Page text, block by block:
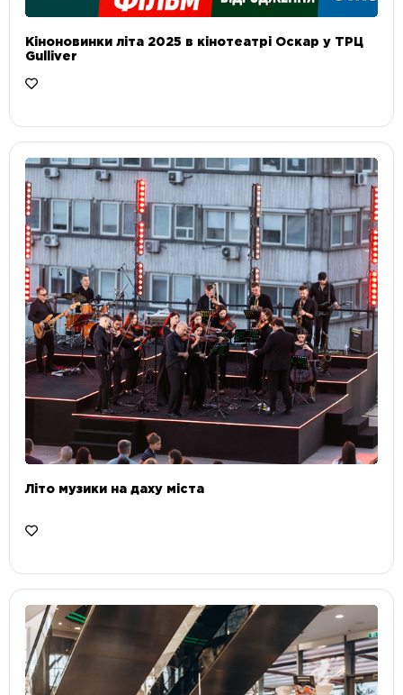
Кіноновинки літа 2025 в кінотеатрі Оскар у ТРЦ
Gulliver
Літо музики на даху міста